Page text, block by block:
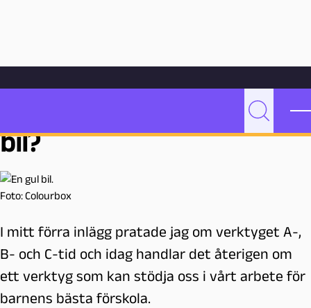
Hoppa till innehåll
e
d
a
g
o
M
a
m
ö
Sök
Vad innebär verktyget Gul
bil?
Foto: Colourbox
I mitt förra inlägg pratade jag om verktyget A-,
B- och C-tid och idag handlar det återigen om
ett verktyg som kan stödja oss i vårt arbete för
barnens bästa förskola.